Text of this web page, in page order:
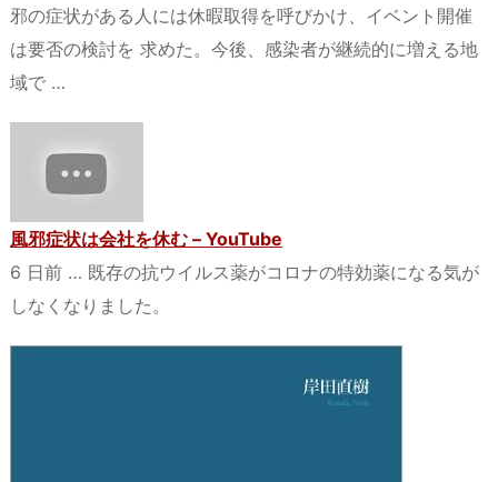
邪の症状がある人には休暇取得を呼びかけ、イベント開催
は要否の検討を 求めた。今後、感染者が継続的に増える地
域で …
風邪症状は会社を休む – YouTube
6 日前 … 既存の抗ウイルス薬がコロナの特効薬になる気が
しなくなりました。